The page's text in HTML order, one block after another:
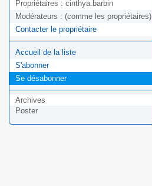
Propriétaires : cinthya.barbin
Modérateurs : (comme les propriétaires)
Contacter le propriétaire
Accueil de la liste
S'abonner
Se désabonner
Archives
Poster